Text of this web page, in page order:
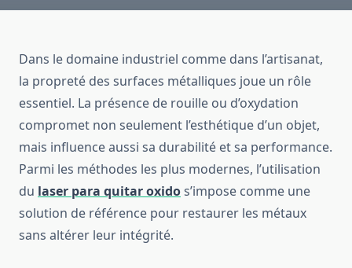
Dans le domaine industriel comme dans l’artisanat,
la propreté des surfaces métalliques joue un rôle
essentiel. La présence de rouille ou d’oxydation
compromet non seulement l’esthétique d’un objet,
mais influence aussi sa durabilité et sa performance.
Parmi les méthodes les plus modernes, l’utilisation
du laser para quitar oxidos’impose comme une
solution de référence pour restaurer les métaux
sans altérer leur intégrité.